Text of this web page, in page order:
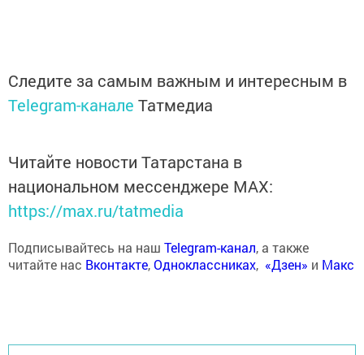
Следите за самым важным и интересным в
Telegram-канале Татмедиа
Читайте новости Татарстана в
национальном мессенджере MАХ:
https://max.ru/tatmedia
Подписывайтесь на наш Telegram-канал, а также
читайте нас Вконтакте,Одноклассниках, «Дзен» и Макс